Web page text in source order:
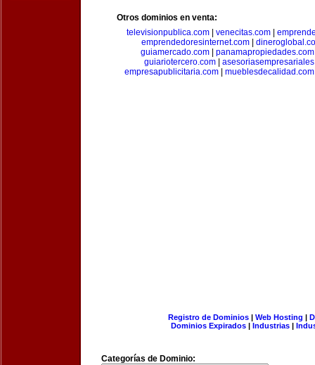
Otros dominios en venta:
televisionpublica.com
venecitas.com
emprendedoresinternet.com
guiamercado.com| panamapropiedades.com
guiariotercero.com|
empresapublicitaria.com| mueblesdecalidad.com
Registro de Dominios| Web Hosting |
Dominios Expirados | Industrias |
Categorías de Dominio: